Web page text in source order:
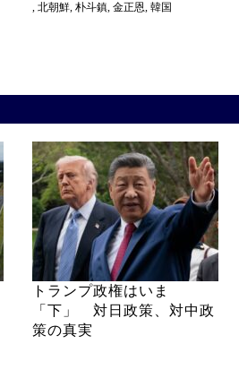
, 北朝鮮, 朴斗鎮, 金正恩, 韓国
トランプ政権はいま
「下」 対日政策、対中政
策の真実